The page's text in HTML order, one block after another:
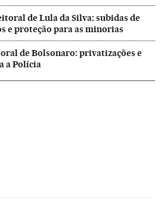
de Lula da Silva: subidas de
e proteção para as minorias
de Bolsonaro: privatizações e
a Polícia